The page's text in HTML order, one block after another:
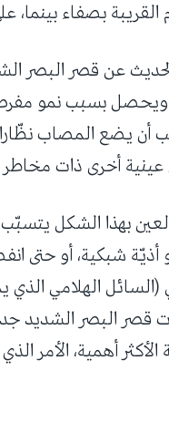
القريبة بصفاء
عن قصر البصر
ويحصل بسبب نمو
أن يضع المصاب
أخرى ذات مخاطر
بهذا الشكل
أذيّة شبكية، أو حتى
(السائل الهلامي الذي
قصر البصر الشديد
الأكثر أهمية، الأمر